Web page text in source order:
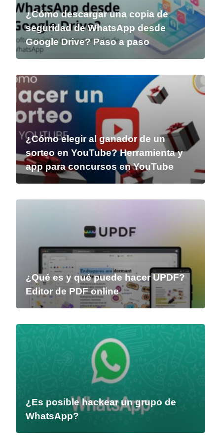
¿Cómo descargar una copia de
seguridad de WhatsApp desde
Google Drive? Paso a paso
¿Cómo elegir al ganador de un
sorteo en YouTube? Herramienta y
app para concursos en YouTube
¿Qué es y qué puede hacer UPDF?
Editor de PDF online
¿Es posible hackear un grupo de
WhatsApp?